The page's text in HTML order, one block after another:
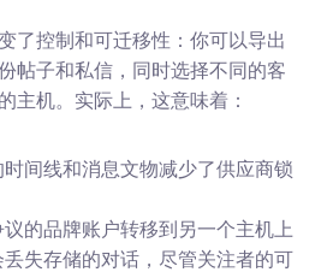
了控制和可迁移性：你可以导出
帖子和私信，同时选择不同的客
主机。实际上，这意味着：
间线和消息文物减少了供应商锁
的品牌账户转移到另一个主机上
失存储的对话，尽管关注者的可